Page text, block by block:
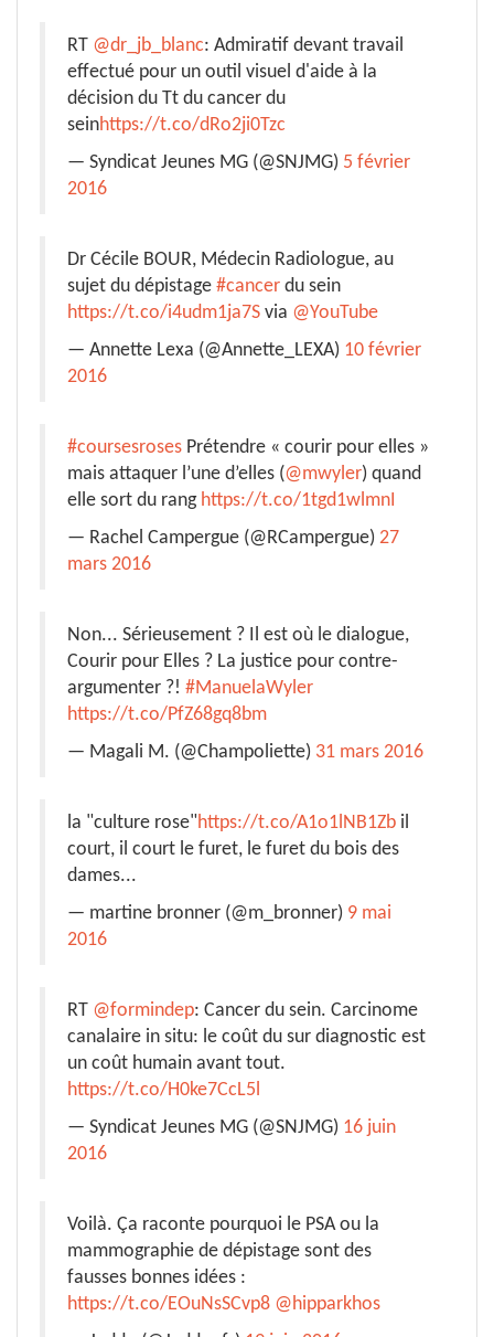
RT @dr_jb_blanc: Admiratif devant travail
effectué pour un outil visuel d'aide à la
décision du Tt du cancer du
seinhttps://t.co/dRo2ji0Tzc
— Syndicat Jeunes MG (@SNJMG) 5 février
2016
Dr Cécile BOUR, Médecin Radiologue, au
sujet du dépistage #cancer du sein
https://t.co/i4udm1ja7S via @YouTube
— Annette Lexa (@Annette_LEXA) 10 février
2016
#coursesroses Prétendre « courir pour elles »
mais attaquer l’une d’elles (@mwyler) quand
elle sort du rang https://t.co/1tgd1wlmnI
— Rachel Campergue (@RCampergue) 27
mars 2016
Non... Sérieusement ? Il est où le dialogue,
Courir pour Elles ? La justice pour contre-
argumenter ?! #ManuelaWyler
https://t.co/PfZ68gq8bm
— Magali M. (@Champoliette) 31 mars 2016
la "culture rose"https://t.co/A1o1lNB1Zb il
court, il court le furet, le furet du bois des
dames...
— martine bronner (@m_bronner) 9 mai
2016
RT @formindep: Cancer du sein. Carcinome
canalaire in situ: le coût du sur diagnostic est
un coût humain avant tout.
https://t.co/H0ke7CcL5l
— Syndicat Jeunes MG (@SNJMG) 16 juin
2016
Voilà. Ça raconte pourquoi le PSA ou la
mammographie de dépistage sont des
fausses bonnes idées :
https://t.co/EOuNsSCvp8 @hipparkhos